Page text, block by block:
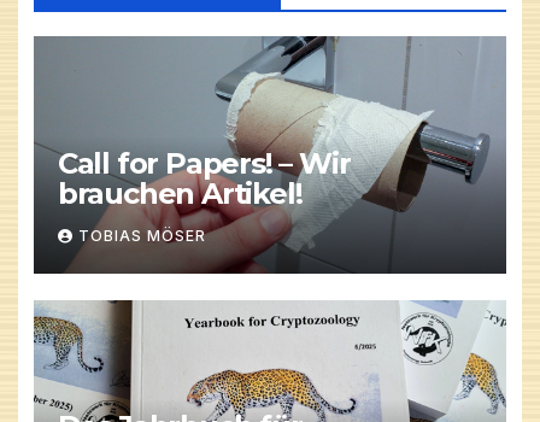
Call for Papers! – Wir
brauchen Artikel!
TOBIAS MÖSER